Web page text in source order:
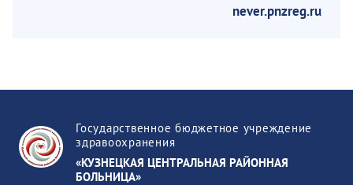
never.pnzreg.ru
Государственное бюджетное учреждение
здравоохранения
«КУЗНЕЦКАЯ ЦЕНТРАЛЬНАЯ РАЙОННАЯ
БОЛЬНИЦА»